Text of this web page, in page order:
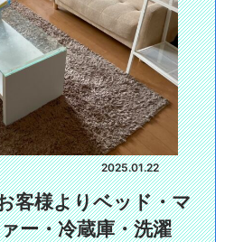
2025.01.22
客様よりベッド・マ
ー・冷蔵庫・洗濯